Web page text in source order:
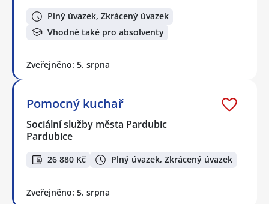
Plný úvazek, Zkrácený úvazek
Vhodné také pro absolventy
Zveřejněno: 5. srpna
Pomocný kuchař
Sociální služby města Pardubic
Pardubice
26 880 Kč Plný úvazek, Zkrácený úvazek
Zveřejněno: 5. srpna